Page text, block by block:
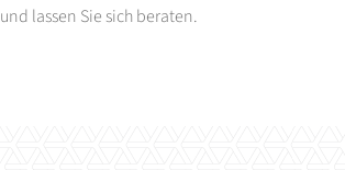
und lassen Sie sich beraten.